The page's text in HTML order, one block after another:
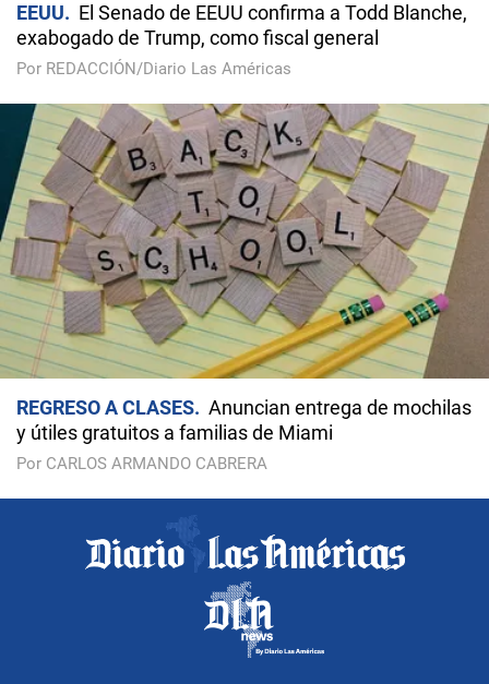
EEUU
El Senado de EEUU confirma a Todd Blanche,
exabogado de Trump, como fiscal general
Por REDACCIÓN/Diario Las Américas
REGRESO A CLASES
Anuncian entrega de mochilas
y útiles gratuitos a familias de Miami
Por CARLOS ARMANDO CABRERA